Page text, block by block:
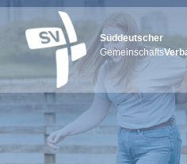
Süddeutscher
Gemeinschafts